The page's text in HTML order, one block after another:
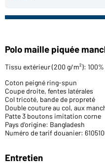
Polo maille piquée
Tissu extérieur (200 g/m²):
Coton peigné ring-spun
Coupe droite, fentes latérales
Col tricoté, bande de propreté
Double couture au col, aux
Patte 3 boutons imitation corne
Pays d'origine: Bangladesh
Numéro de tarif douanier:
Entretien